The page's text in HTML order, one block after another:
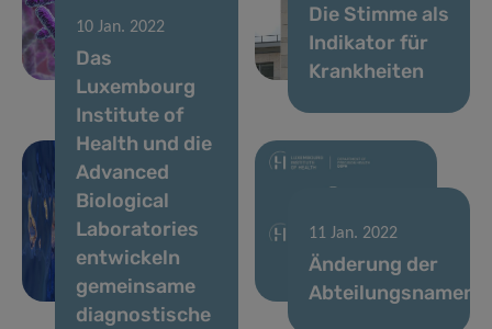
LIH-
Forschung
Die Stimme als
Indikator für
Krankheiten
17 Jan. 2022
Ewig jung:
eine neue
genetische
Bremse für ein
alterndes
Immunsystem
11 Jan. 2022
Änderung der
Abteilungsnamen
10 Jan. 2022
Das
Luxembourg
Institute of
Health und die
Advanced
Biological
Laboratories
entwickeln
gemeinsame
diagnostische